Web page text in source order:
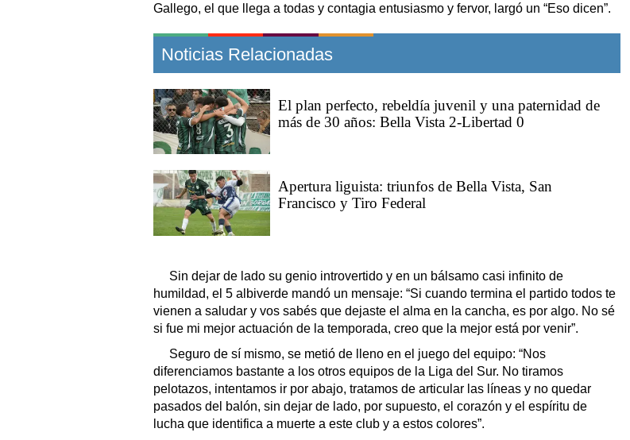
Gallego, el que llega a todas y contagia entusiasmo y fervor, largó un “Eso dicen”.
Noticias Relacionadas
El plan perfecto, rebeldía juvenil y una paternidad de
más de 30 años: Bella Vista 2-Libertad 0
Apertura liguista: triunfos de Bella Vista, San
Francisco y Tiro Federal
Sin dejar de lado su genio introvertido y en un bálsamo casi infinito de
humildad, el 5 albiverde mandó un mensaje: “Si cuando termina el partido todos te
vienen a saludar y vos sabés que dejaste el alma en la cancha, es por algo. No sé
si fue mi mejor actuación de la temporada, creo que la mejor está por venir”.
Seguro de sí mismo, se metió de lleno en el juego del equipo: “Nos
diferenciamos bastante a los otros equipos de la Liga del Sur. No tiramos
pelotazos, intentamos ir por abajo, tratamos de articular las líneas y no quedar
pasados del balón, sin dejar de lado, por supuesto, el corazón y el espíritu de
lucha que identifica a muerte a este club y a estos colores”.